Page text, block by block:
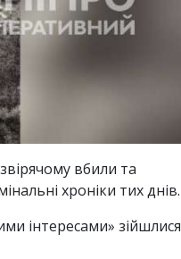
вбили та
хроніки тих днів.
інтересами» зійшлися